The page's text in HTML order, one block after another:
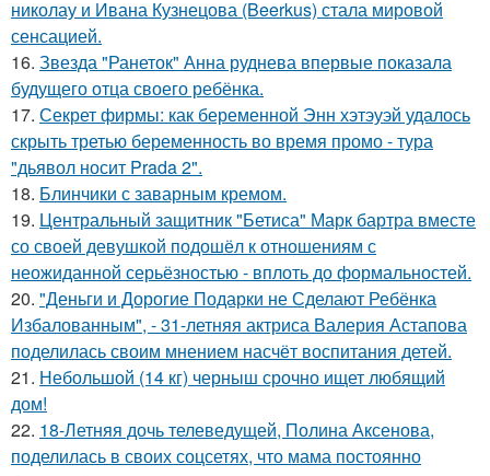
николау и Ивана Кузнецова (Beerkus) стала мировой
сенсацией.
16. Звезда "Ранеток" Анна руднева впервые показала
будущего отца своего ребёнка.
17. Секрет фирмы: как беременной Энн хэтэуэй удалось
скрыть третью беременность во время промо - тура
"дьявол носит Prada 2".
18. Блинчики с заварным кремом.
19. Центральный защитник "Бетиса" Марк бартра вместе
со своей девушкой подошёл к отношениям с
неожиданной серьёзностью - вплоть до формальностей.
20. "Деньги и Дорогие Подарки не Сделают Ребёнка
Избалованным", - 31-летняя актриса Валерия Астапова
поделилась своим мнением насчёт воспитания детей.
21. Небольшой (14 кг) черныш срочно ищет любящий
дом!
22. 18-Летняя дочь телеведущей, Полина Аксенова,
поделилась в своих соцсетях, что мама постоянно